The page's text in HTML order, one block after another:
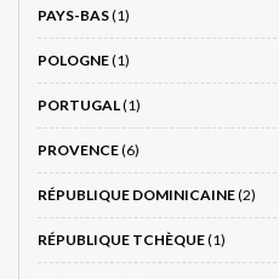
PAYS-BAS(1)
POLOGNE(1)
PORTUGAL(1)
PROVENCE(6)
RÉPUBLIQUE DOMINICAINE(2)
RÉPUBLIQUE TCHÈQUE(1)